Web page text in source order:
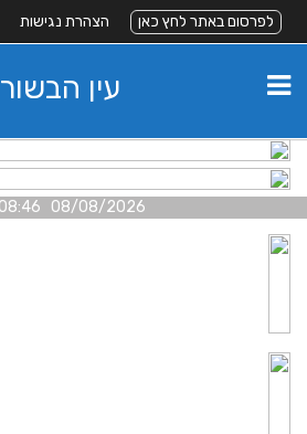
לפרסום באתר לחץ כאן הצהרת נגישות
עין הבשור
08/08/2026 08:46 08